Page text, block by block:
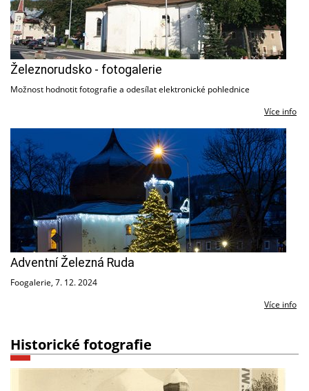
Železnorudsko - fotogalerie
Možnost hodnotit fotografie a odesílat elektronické pohlednice
Více info
Adventní Železná Ruda
Foogalerie, 7. 12. 2024
Více info
Historické fotografie